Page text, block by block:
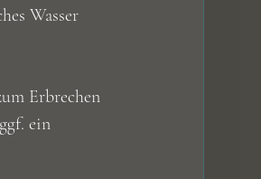
Wasser
Erbrechen
ein